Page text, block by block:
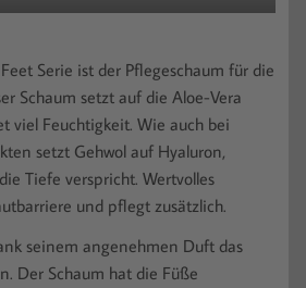
Serie ist der Pflegeschaum für die
Schaum setzt auf die Aloe-Vera
viel Feuchtigkeit. Wie auch bei
setzt Gehwol auf Hyaluron,
Tiefe verspricht. Wertvolles
und pflegt zusätzlich.
seinem angenehmen Duft das
Der Schaum hat die Füße